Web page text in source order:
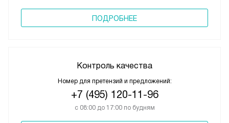
ПОДРОБНЕЕ
Контроль качества
Номер для претензий и предложений:
+7 (495) 120-11-96
с 08:00 до 17:00 по будням